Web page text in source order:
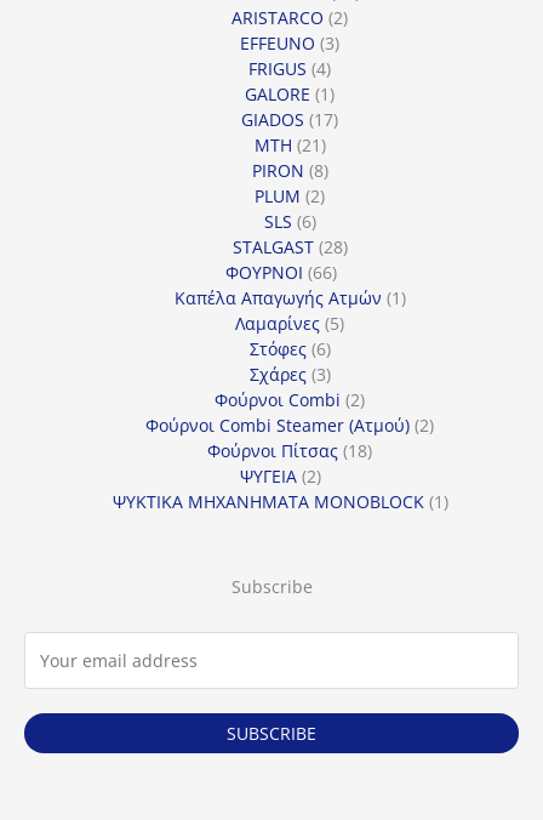
ARISTARCO 22
EFFEUNO 33
FRIGUS 44
προϊόντα
GALORE 11
προϊόν
GIADOS 1717
MTH 2121
προϊόντα
PIRON 88
προϊόντα
PLUM 22
SLS 66
προϊόντα
STALGAST 2828
ΦΟΥΡΝΟΙ 6666
προϊόντα
Καπέλα Απαγωγής Ατμών 11
Λαμαρίνες 55
Στόφες 66
προϊόντα
Σχάρες 33
προϊόντα
Φούρνοι Combi 22
προϊόντα
Φούρνοι Combi Steamer (Ατμού) 22
Φούρνοι Πίτσας 1818
ΨΥΓΕΙΑ 22
προϊόντα
ΨΥΚΤΙΚΑ ΜΗΧΑΝΗΜΑΤΑ MONOBLOCK 11
Subscribe
SUBSCRIBE